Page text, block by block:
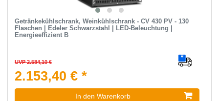
Getränkekühlschrank, Weinkühlschrank - CV 430 PV - 130
Flaschen | Edeler Schwarzstahl | LED-Beleuchtung |
Energieeffizient B
UVP 2.584,10 €
2.153,40 € *
In den Warenkorb